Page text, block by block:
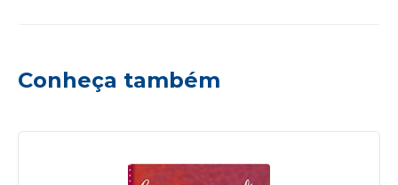
Conheça também